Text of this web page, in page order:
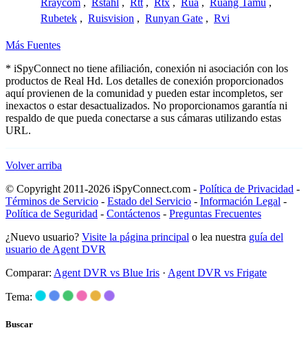
Rraycom , Rstahl , Rtt , Rtx , Rua , Ruang Tamu ,
Rubetek , Ruisvision , Runyan Gate , Rvi
Más Fuentes
* iSpyConnect no tiene afiliación, conexión ni asociación con los
productos de Real Hd. Los detalles de conexión proporcionados
aquí provienen de la comunidad y pueden estar incompletos, ser
inexactos o estar desactualizados. No proporcionamos garantía ni
respaldo de que pueda conectarse a sus cámaras utilizando estas
URL.
Volver arriba
© Copyright 2011-2026 iSpyConnect.com - Política de Privacidad -
Términos de Servicio - Estado del Servicio - Información Legal -
Política de Seguridad - Contáctenos - Preguntas Frecuentes
¿Nuevo usuario? Visite la página principal o lea nuestra guía del
usuario de Agent DVR
Comparar: Agent DVR vs Blue Iris · Agent DVR vs Frigate
Tema:
Buscar